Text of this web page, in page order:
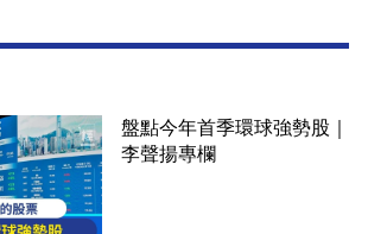
盤點今年首季環球強勢股｜
李聲揚專欄